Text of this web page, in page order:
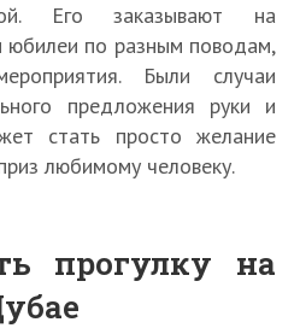
Его заказывают на
юбилеи по разным поводам,
Были случаи
предложения руки и
стать просто желание
любимому человеку.
прогулку на